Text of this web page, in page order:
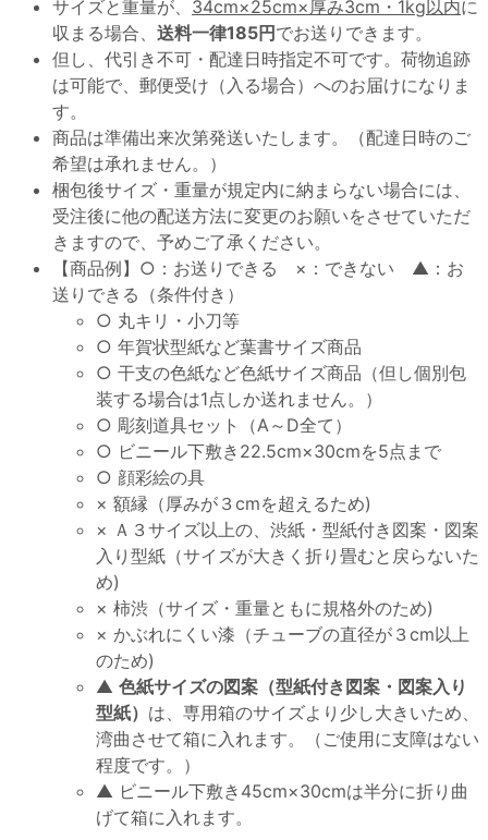
サイズと重量が、 34cm×25cm×厚み3cm・1kg以内に
収まる場合、 送料一律185円 でお送りできます。
但し、代引き不可・配達日時指定不可です。荷物追跡
は可能で、郵便受け（入る場合）へのお届けになりま
す。
商品は準備出来次第発送いたします。（配達日時のご
希望は承れません。）
梱包後サイズ・重量が規定内に納まらない場合には、
受注後に他の配送方法に変更のお願いをさせていただ
きますので、予めご了承ください。
【商品例】○：お送りできる ×：できない ▲：お
送りできる（条件付き）
○ 丸キリ・小刀等
○ 年賀状型紙など葉書サイズ商品
○ 干支の色紙など色紙サイズ商品（但し個別包
装する場合は1点しか送れません。）
○ 彫刻道具セット（A～D全て）
○ ビニール下敷き22.5cm×30cmを5点まで
○ 顔彩絵の具
× 額縁（厚みが３cmを超えるため)
× Ａ３サイズ以上の、渋紙・型紙付き図案・図案
入り型紙（サイズが大きく折り畳むと戻らないた
め)
× 柿渋（サイズ・重量ともに規格外のため)
× かぶれにくい漆（チューブの直径が３cm以上
のため)
▲ 色紙サイズの図案（型紙付き図案・図案入り
型紙） は、専用箱のサイズより少し大きいため、
湾曲させて箱に入れます。（ご使用に支障はない
程度です。）
▲ ビニール下敷き45cm×30cmは半分に折り曲
げて箱に入れます。